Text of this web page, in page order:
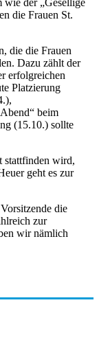
wie der „Gesellige
die Frauen St.
die die Frauen
Dazu zählt der
erfolgreichen
Platzierung
beim
(15.10.) sollte
stattfinden wird,
geht es zur
die
zur
wir nämlich